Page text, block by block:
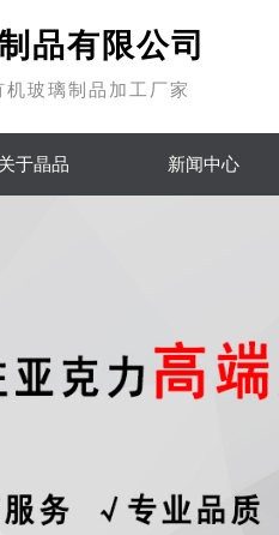
品有限公司
玻璃制品加工厂家
关于晶品 新闻中心